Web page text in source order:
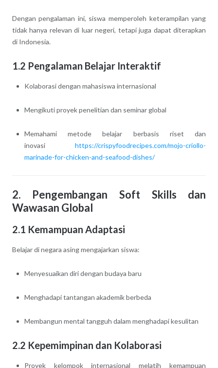
Dengan pengalaman ini, siswa memperoleh keterampilan yang
tidak hanya relevan di luar negeri, tetapi juga dapat diterapkan
di Indonesia.
1.2 Pengalaman Belajar Interaktif
Kolaborasi dengan mahasiswa internasional
Mengikuti proyek penelitian dan seminar global
Memahami metode belajar berbasis riset dan
inovasihttps://crispyfoodrecipes.com/mojo-criollo-
marinade-for-chicken-and-seafood-dishes/
2. Pengembangan Soft Skills dan
Wawasan Global
2.1 Kemampuan Adaptasi
Belajar di negara asing mengajarkan siswa:
Menyesuaikan diri dengan budaya baru
Menghadapi tantangan akademik berbeda
Membangun mental tangguh dalam menghadapi kesulitan
2.2 Kepemimpinan dan Kolaborasi
Proyek kelompok internasional melatih kemampuan